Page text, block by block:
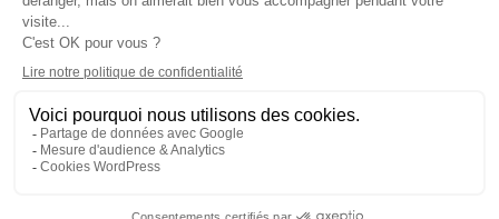
Contactez-nous-Mentions légales-CGV-Politique de
confidentialité-Gestion des cookies